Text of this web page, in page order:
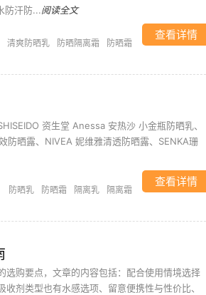
防汗防...阅读全文
清爽防晒乳 防晒隔离霜 防晒霜
查看详情
资生堂 Anessa 安热沙 小金瓶防晒乳、
晒露、NIVEA 妮维雅清透防晒露、SENKA珊
防晒乳 防晒霜 隔离乳 隔离霜
查看详情
购要点，文章的内容包括：配合使用情境选择
剂类型也有水感选项、留意便携性与性价比、